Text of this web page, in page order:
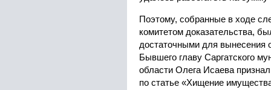
Поэтому, собранные в ходе
комитетом доказательства,
достаточными для вынесения
Бывшего главу Саргатского
области Олега Исаева
по статье «Хищение